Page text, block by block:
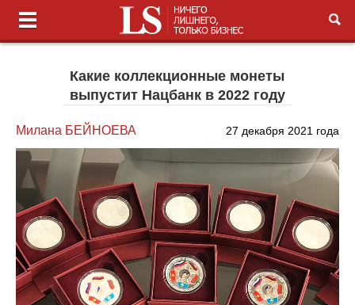
Какие коллекционные монеты
выпустит Нацбанк в 2022 году
Милана БЕЙНОЕВА 27 декабря 2021 года